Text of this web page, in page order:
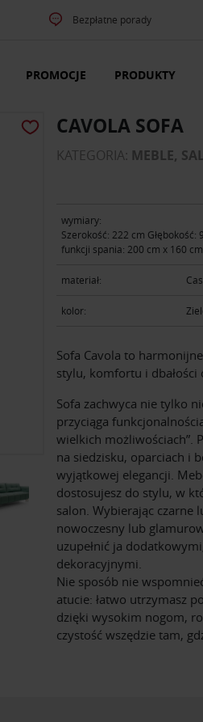
Bezpłatne porady
PROMOCJE PRODUKTY
CAVOLA SOFA
KATEGORIA: MEBLE,
wymiary:
Szerokość: 222 cm
funkcji spania: 200 cm x 160 cm
materiał:
kolor:
Sofa Cavola to
stylu, komfortu i dbałości
Sofa zachwyca nie tylko
przyciąga
wielkich możliwościach”.
na siedzisku, oparciach i
wyjątkowej elegancji.
dostosujesz do stylu, w
salon. Wybierając czarne
nowoczesny lub
uzupełnić ja
dekoracyjnymi.
Nie sposób nie
atucie: łatwo utrzymasz
dzięki wysokim nogom,
czystość wszędzie tam,